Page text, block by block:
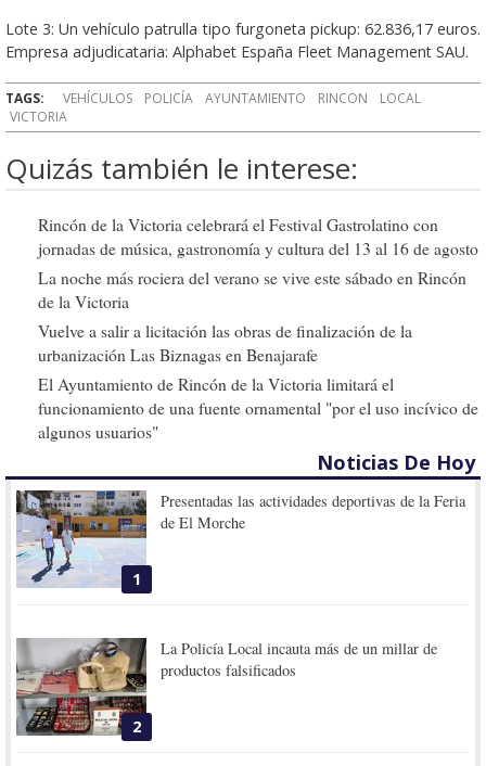
Lote 3: Un vehículo patrulla tipo furgoneta pickup: 62.836,17 euros.
Empresa adjudicataria: Alphabet España Fleet Management SAU.
TAGS: VEHÍCULOS POLICÍA AYUNTAMIENTO RINCON
LOCAL
VICTORIA
Quizás también le interese:
Rincón de la Victoria celebrará el Festival Gastrolatino con
jornadas de música, gastronomía y cultura del 13 al 16 de agosto
La noche más rociera del verano se vive este sábado en Rincón
de la Victoria
Vuelve a salir a licitación las obras de finalización de la
urbanización Las Biznagas en Benajarafe
El Ayuntamiento de Rincón de la Victoria limitará el
funcionamiento de una fuente ornamental "por el uso incívico de
algunos usuarios"
Noticias De Hoy
1
Presentadas las actividades deportivas de la Feria
de El Morche
2
La Policía Local incauta más de un millar de
productos falsificados